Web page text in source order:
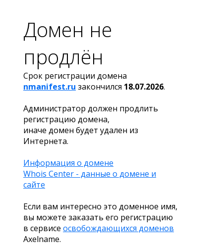
Домен не
продлён
Срок регистрации домена
nmanifest.ru закончился 18.07.2026.
Администратор должен продлить
регистрацию домена,
иначе домен будет удален из
Интернета.
Информация о домене
Whois Center - данные о домене и
сайте
Если вам интересно это доменное имя,
вы можете заказать его регистрацию
в сервисе освобождающихся доменов
Axelname.